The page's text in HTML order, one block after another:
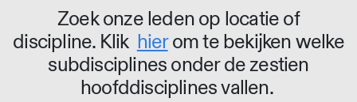
Zoek onze leden op locatie of
discipline. Klik hierom te bekijken welke
subdisciplines onder de zestien
hoofddisciplines vallen.